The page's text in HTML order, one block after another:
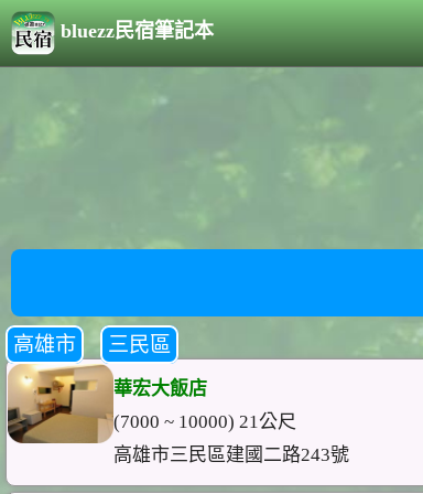
bluezz民宿筆記本
高雄市 三民區
華宏大飯店
(7000 ~ 10000) 21公尺
高雄市三民區建國二路243號